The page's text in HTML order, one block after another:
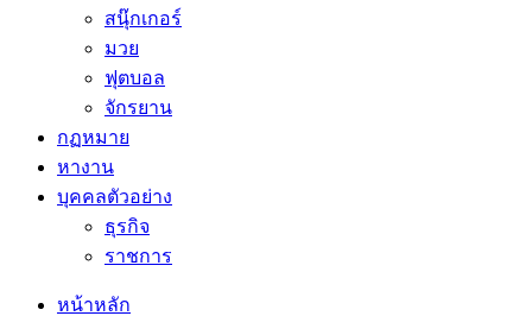
สนุ๊กเกอร์
มวย
ฟุตบอล
จักรยาน
กฏหมาย
หางาน
บุคคลตัวอย่าง
ธุรกิจ
ราชการ
หน้าหลัก